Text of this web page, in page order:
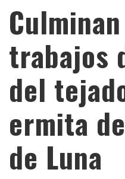
trabajos
del
ermita
de Luna